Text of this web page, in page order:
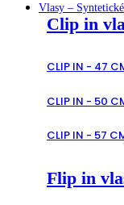
Vlasy – Syntetické
Clip in
CLIP IN - 47
CLIP IN - 50
CLIP IN - 57
Flip in